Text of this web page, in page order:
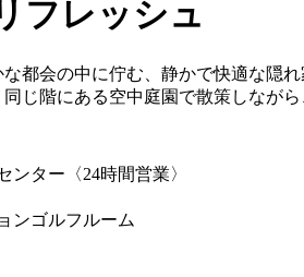
フレッシュ
都会の中に佇む、静かで快適な隠
じ階にある空中庭園で散策しなが
ンター〈24時間営業〉
ンゴルフルーム